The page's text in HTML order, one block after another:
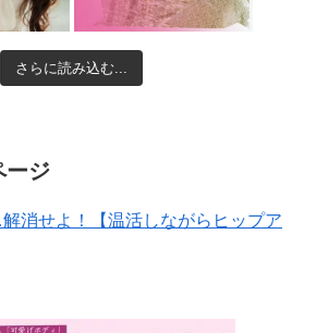
さらに読み込む...
ージ
消せよ！【温活しながらヒップア